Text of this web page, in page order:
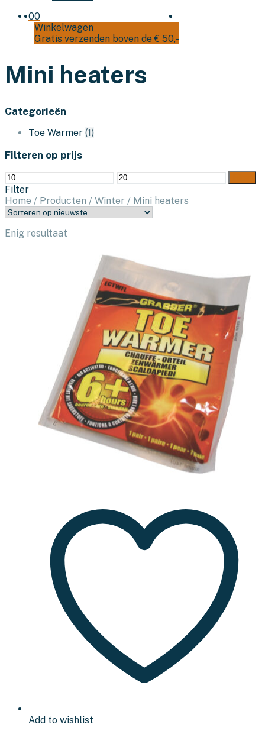
00
Winkelwagen
Gratis verzenden boven de € 50,-
Mini heaters
Categorieën
Toe Warmer (1)
Filteren op prijs
Min.
prijs
Max.
prijs
Filter
Home / Producten / Winter / Mini heaters
Enig resultaat
Add to wishlist